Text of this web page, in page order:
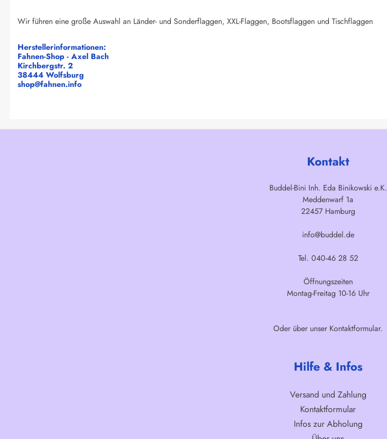
Wir führen eine große Auswahl an Länder- und Sonderflaggen, XXL-Flaggen, Bootsflaggen und Tischflaggen
Herstellerinformationen:
Fahnen-Shop - Axel Bach
Kirchbergstr. 2
38444 Wolfsburg
shop@fahnen.info
Kontakt
Buddel-Bini Inh. Eda Binikowski e.K.
Meddenwarf 1a
22457 Hamburg
info@buddel.de
Tel. 040-46 28 52
Öffnungszeiten
Montag-Freitag 10-16 Uhr
Oder über unser Kontaktformular.
Hilfe & Infos
Versand und Zahlung
Kontaktformular
Infos zur Abholung